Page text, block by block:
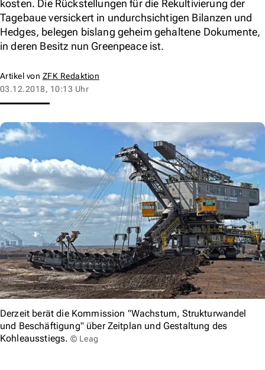
kosten. Die Rückstellungen für die Rekultivierung der
Tagebaue versickert in undurchsichtigen Bilanzen und
Hedges, belegen bislang geheim gehaltene Dokumente,
in deren Besitz nun Greenpeace ist.
Artikel von ZFK Redaktion
03.12.2018, 10:13 Uhr
Derzeit berät die Kommission "Wachstum, Strukturwandel
und Beschäftigung" über Zeitplan und Gestaltung des
Kohleausstiegs. © Leag